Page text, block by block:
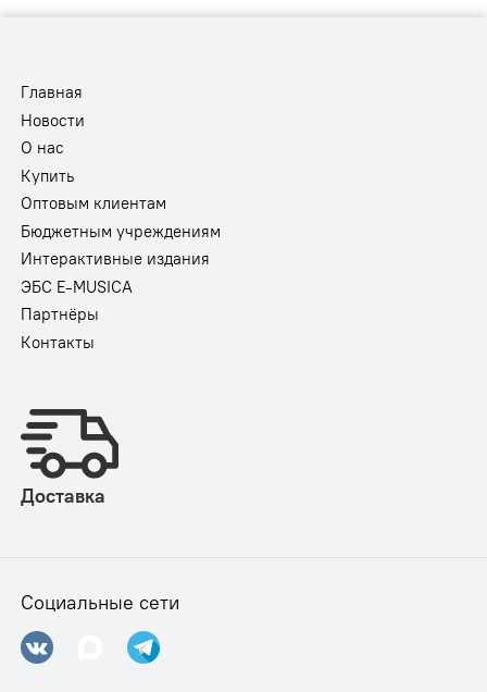
Главная
Новости
О нас
Купить
Оптовым клиентам
Бюджетным учреждениям
Интерактивные издания
ЭБС E-MUSICA
Партнёры
Контакты
Доставка
Социальные сети